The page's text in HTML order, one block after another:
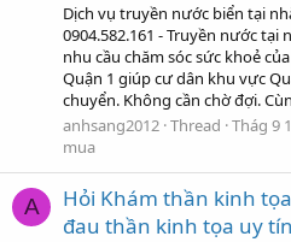
Dịch vụ truyền nước biển tại
0904.582.161 - Truyền nước
nhu cầu chăm sóc sức khoẻ
Quận 1 giúp cư dân khu vực
chuyển. Không cần chờ đợi.
anhsang2012 Thread Thág 9
mua
A
Hỏi Khám thần kinh
đau thần kinh tọa uy tín